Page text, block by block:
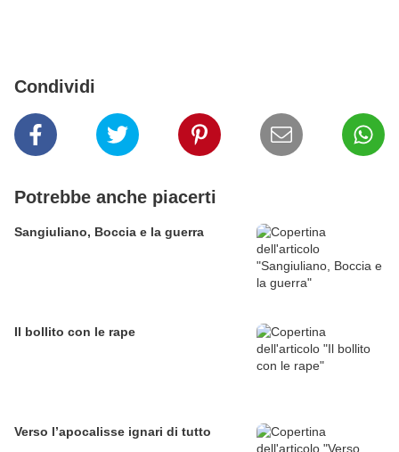
Condividi
Potrebbe anche piacerti
Sangiuliano, Boccia e la guerra
Il bollito con le rape
Verso l’apocalisse ignari di tutto